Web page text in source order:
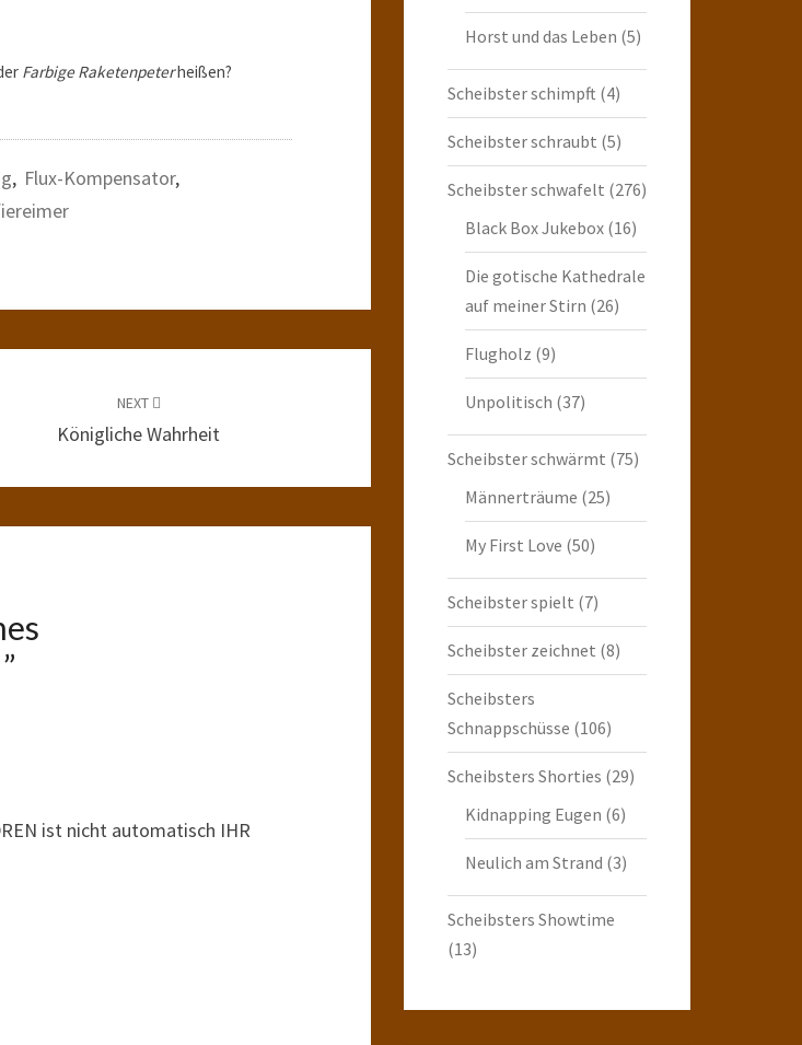
Farbige Raketenpeterheißen?
, Flux-Kompensator,
NEXT
Königliche Wahrheit
”
ist nicht automatisch IHR
Horst und das Leben (5)
Scheibster schimpft (4)
Scheibster schraubt (5)
Scheibster schwafelt (276)
Black Box Jukebox(16)
Die gotische Kathedrale
auf meiner Stirn (26)
Flugholz (9)
Unpolitisch (37)
Scheibster schwärmt (75)
Männerträume (25)
My First Love (50)
Scheibster spielt (7)
Scheibster zeichnet (8)
Scheibsters
Schnappschüsse (106)
Scheibsters Shorties (29)
Kidnapping Eugen (6)
Neulich am Strand (3)
Scheibsters Showtime
(13)